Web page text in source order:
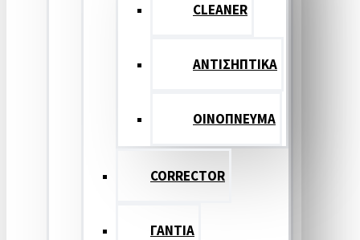
CLEANER
ΑΝΤΙΣΗΠΤΙΚΑ
ΟΙΝΟΠΝΕΥΜΑ
CORRECTOR
ΓΑΝΤΙΑ